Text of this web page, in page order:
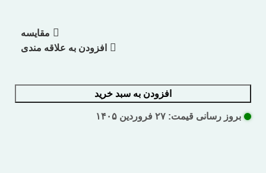
مقایسه
افزودن به علاقه مندی
افزودن به سبد خرید
بروز رسانی قیمت: ۲۷ فروردین ۱۴۰۵